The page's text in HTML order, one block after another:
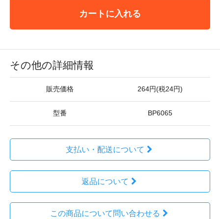
カートに入れる
その他の詳細情報
販売価格 264円(税24円)
型番 BP6065
支払い・配送について
返品について
この商品について問い合わせる